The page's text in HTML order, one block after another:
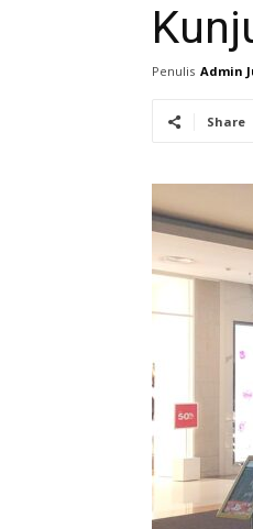
Penulis Admin
Share